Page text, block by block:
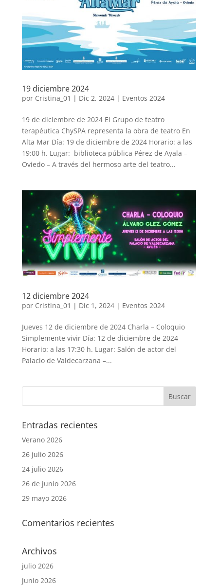
19 diciembre 2024
por Cristina_01 | Dic 2, 2024| Eventos 2024
19 de diciembre de 2024 El Grupo de teatro
terapéutica ChySPA representa la obra de teatro En
Alta Mar Día: 19 de diciembre de 2024 Horario: a las
19:00 h. Lugar: biblioteca pública Pérez de Ayala –
Oviedo – A través del hermoso arte del teatro...
12 diciembre 2024
por Cristina_01 | Dic 1, 2024| Eventos 2024
Jueves 12 de diciembre de 2024 Charla – Coloquio
Simplemente vivir Día: 12 de diciembre de 2024
Horario: a las 17:30 h. Lugar: Salón de actor del
Palacio de Valdecarzana –...
Entradas recientes
Verano 2026
26 julio 2026
24 julio 2026
26 de junio 2026
29 mayo 2026
Comentarios recientes
Archivos
julio 2026
junio 2026